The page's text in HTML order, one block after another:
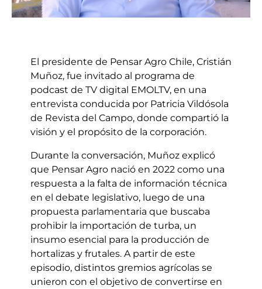
El presidente de Pensar Agro Chile, Cristián
Muñoz, fue invitado al programa de
podcast de TV digital EMOLTV, en una
entrevista conducida por Patricia Vildósola
de Revista del Campo, donde compartió la
visión y el propósito de la corporación.
Durante la conversación, Muñoz explicó
que Pensar Agro nació en 2022 como una
respuesta a la falta de información técnica
en el debate legislativo, luego de una
propuesta parlamentaria que buscaba
prohibir la importación de turba, un
insumo esencial para la producción de
hortalizas y frutales. A partir de este
episodio, distintos gremios agrícolas se
unieron con el objetivo de convertirse en